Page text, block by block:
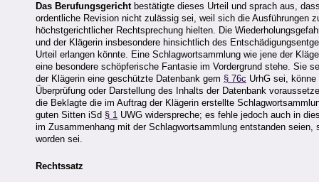
Das Berufungsgerichtbestätigte dieses Urteil und sprach aus,
ordentliche Revision nicht zulässig sei, weil sich die Ausführungen
höchstgerichtlicher Rechtsprechung hielten. Die
und der Klägerin insbesondere hinsichtlich des
Urteil erlangen könnte. Eine Schlagwortsammlung wie jene der
eine besondere schöpferische Fantasie im Vordergrund stehe. Sie
der Klägerin eine geschützte Datenbank gem § 76c UrhG sei,
Überprüfung oder Darstellung des Inhalts der Datenbank
die Beklagte die im Auftrag der Klägerin erstellte
guten Sitten iSd § 1 UWG widerspreche; es fehle jedoch auch in
im Zusammenhang mit der Schlagwortsammlung entstanden
worden sei.
Rechtssatz